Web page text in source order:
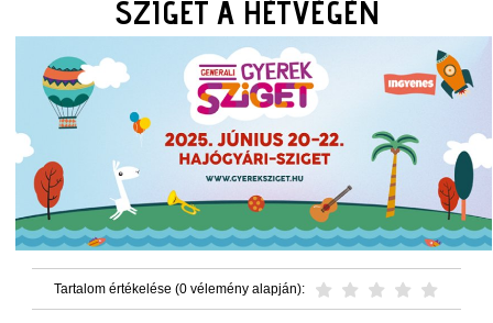
SZIGET A HÉTVÉGÉN
Tartalom értékelése (0 vélemény alapján):